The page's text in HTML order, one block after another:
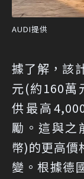
AUDI提供
據了解，該
元(約160萬
供最高
勵。這與之
幣)的更高價
變。根據德